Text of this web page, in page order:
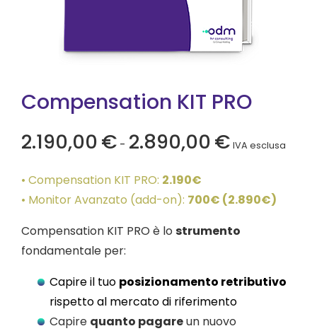
Compensation KIT PRO
2.190,00€ - 2.890,00€Fascia di
IVA esclusa
• Compensation KIT PRO: 2.190€
• Monitor Avanzato (add-on): 700€ (2.890€)
Compensation KIT PRO è lo strumento
fondamentale per:
Capire il tuo posizionamento retributivo
rispetto al mercato di riferimento
Capire quanto pagareun nuovo